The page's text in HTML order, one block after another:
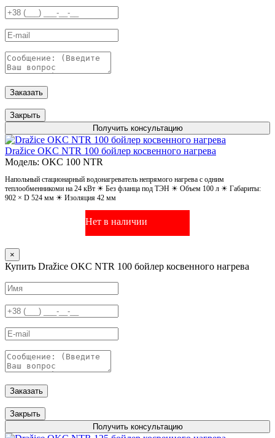
Заказать
Закрыть
Получить консультацию
Dražice OKC NTR 100 бойлер косвенного нагрева
Модель: OKC 100 NTR
Напольный стационарный водонагреватель непрямого нагрева с одним
теплообменникоми на 24 кВт ☀ Без фланца под ТЭН ☀ Объем 100 л ☀ Габариты:
902 × D 524 мм ☀ Изоляция 42 мм
Нет в наличии
×
Купить Dražice OKC NTR 100 бойлер косвенного нагрева
Заказать
Закрыть
Получить консультацию